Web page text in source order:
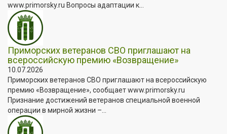
www.primorsky.ru Вопросы адаптации к...
Приморских ветеранов СВО приглашают на
всероссийскую премию «Возвращение»
10.07.2026
Приморских ветеранов СВО приглашают на всероссийскую
премию «Возвращение», сообщает www.primorsky.ru
Признание достижений ветеранов специальной военной
операции в мирной жизни –...